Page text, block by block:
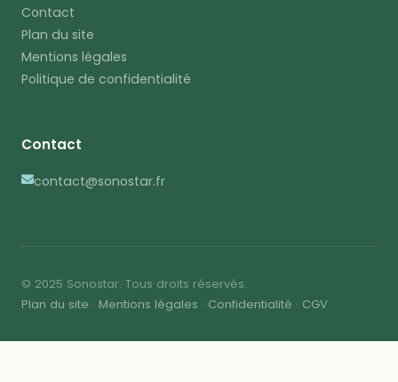
Contact
Plan du site
Mentions légales
Politique de confidentialité
Contact
contact@sonostar.fr
© 2025 Sonostar. Tous droits réservés.
Plan du site · Mentions légales · Confidentialité · CGV